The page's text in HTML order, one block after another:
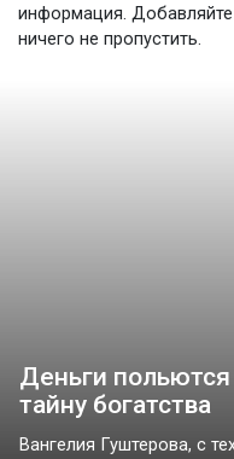
информация.
ничего не пропустить.
Деньги
тайну богатства
Вангелия Гуштерова, с